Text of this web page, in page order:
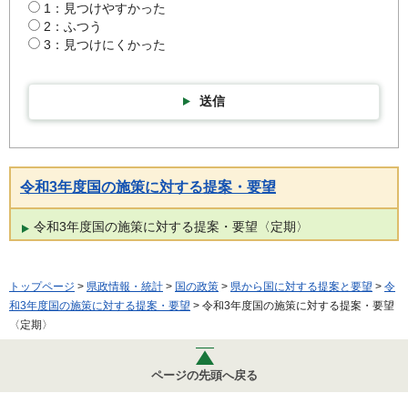
1：見つけやすかった
2：ふつう
3：見つけにくかった
送信
令和3年度国の施策に対する提案・要望
令和3年度国の施策に対する提案・要望〈定期〉
トップページ > 県政情報・統計 > 国の政策 > 県から国に対する提案と要望 > 令
和3年度国の施策に対する提案・要望 > 令和3年度国の施策に対する提案・要望
〈定期〉
ページの先頭へ戻る